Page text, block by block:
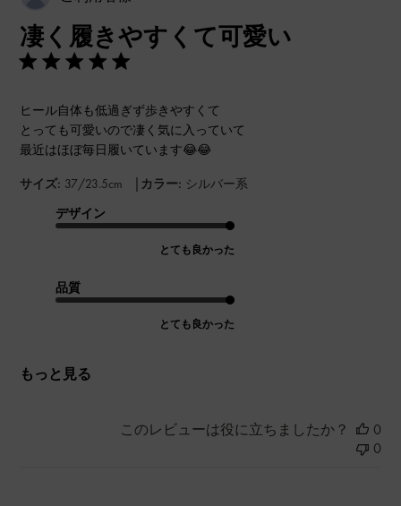
凄く履きやすくて可愛い
ヒール自体も低過ぎず歩きやすくて
とっても可愛いので凄く気に入っていて
最近はほぼ毎日履いています😂😂
サイズ: 37/23.5cm | カラー: シルバー系
デザイン
とても良かった
品質
とても良かった
もっと見る
このレビューは役に立ちましたか？
0
0